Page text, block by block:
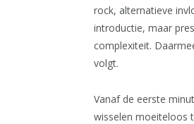
rock, alternatieve
introductie, maar
complexiteit.
volgt.
Vanaf de eerste
wisselen moeiteloos